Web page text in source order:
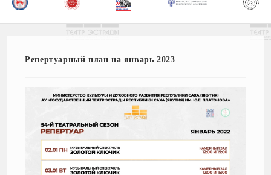
Репертуарный план на январь 2023